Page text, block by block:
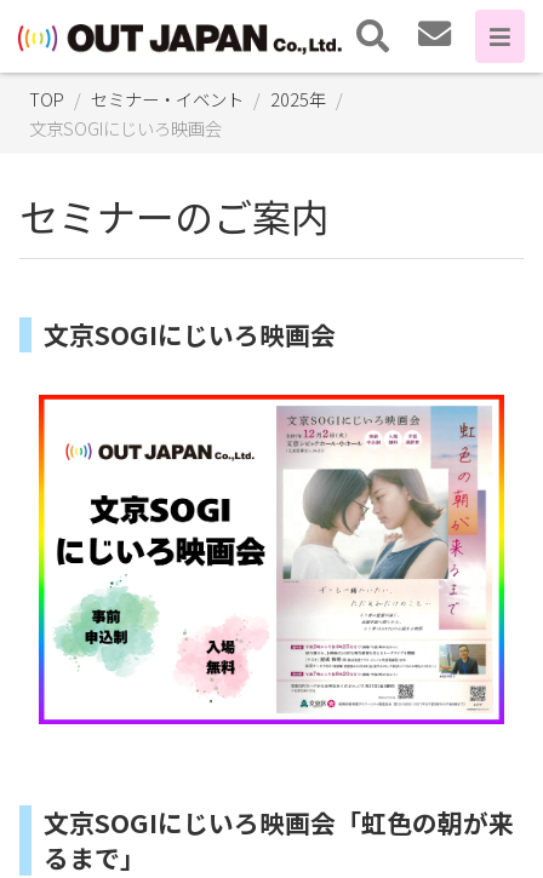
TOP セミナー・イベント
2025年
文京SOGIにじいろ映画会
セミナーのご案内
文京SOGIにじいろ映画会
文京SOGIにじいろ映画会「虹色の朝が来
るまで」